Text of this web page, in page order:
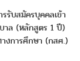
รับสมัครบุคคลเข้า
าล (หลักสูตร 1 ปี)
งการศึกษา (กสศ.)